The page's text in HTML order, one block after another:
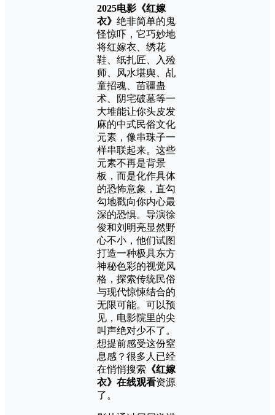
2025电影《红嫁
衣》 绝非简单的鬼
怪惊吓，它巧妙地
将红嫁衣、绣花
鞋、纸扎匠、入殓
师、风水堪舆、乩
童招魂、苗疆蛊
术、阴宅破墓等一
大堆能让你头皮发
麻的中式民俗文化
元素，像串珠子一
样串联起来。这些
元素不再是背景
板，而是化作具体
的恐怖意象，直勾
勾地戳向你内心最
深的恐惧。导演徐
俊和刘明亮显然野
心不小，他们试图
打造一种极具东方
神秘色彩的视觉风
格，探索传统民俗
与现代惊悚结合的
无限可能。可以预
见，电影院里的尖
叫声绝对少不了。
想提前感受这份窒
息感？很多人已经
在悄悄搜索 《红嫁
衣》在线观看资源
了。